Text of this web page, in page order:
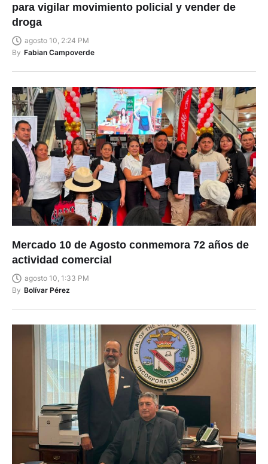
para vigilar movimiento policial y vender de
droga
agosto 10, 2:24 PM
By Fabian Campoverde
Mercado 10 de Agosto conmemora 72 años de
actividad comercial
agosto 10, 1:33 PM
By Bolívar Pérez